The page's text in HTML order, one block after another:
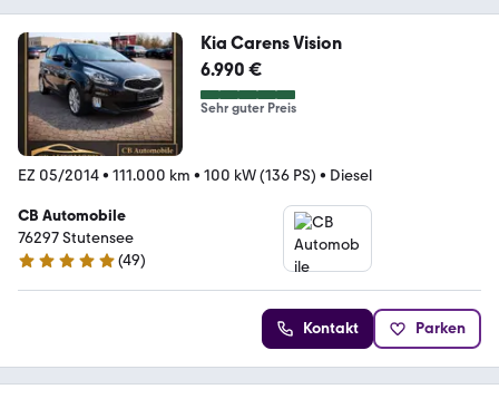
Kia Carens Vision
6.990 €
Sehr guter Preis
EZ 05/2014• 111.000 km • 100 kW (136 PS) • Diesel
CB Automobile
76297 Stutensee
5 Sterne
(49)
Kontakt Parken